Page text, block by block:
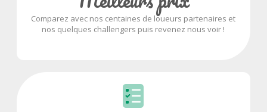
Comparez avec nos centaines de loueurs partenaires et
nos quelques challengers puis revenez nous voir !